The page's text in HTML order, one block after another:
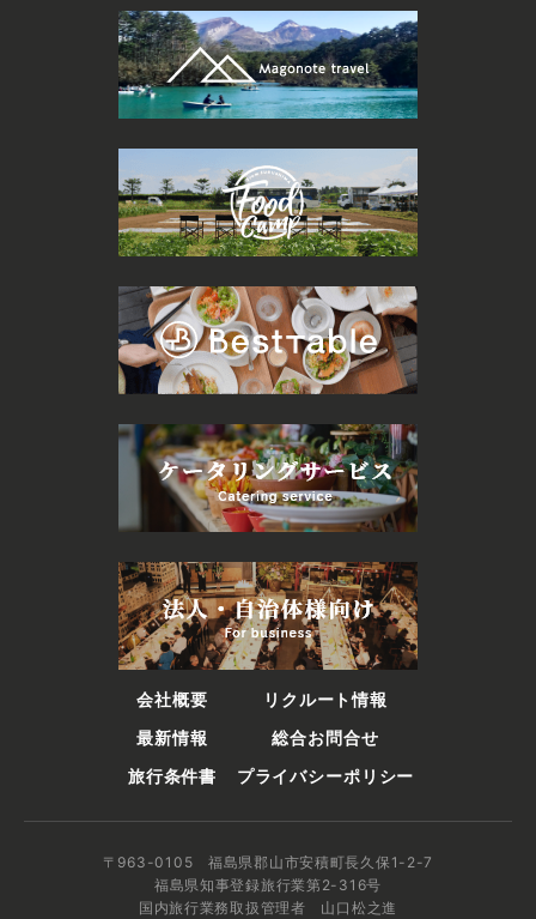
会社概要
リクルート情報
最新情報
総合お問合せ
旅行条件書
プライバシーポリシー
〒963-0105 福島県郡山市安積町長久保1-2-7
福島県知事登録旅行業第2-316号
国内旅行業務取扱管理者 山口松之進